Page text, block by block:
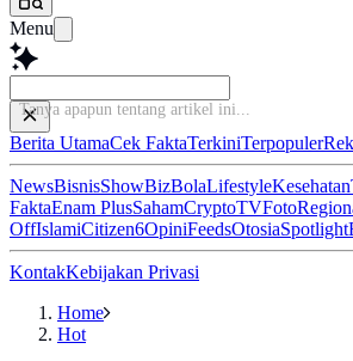
Menu
Berita UtamaCek FaktaTerkiniTerpopuler
NewsBisnisShowBizBolaLifestyleKesehatan
FaktaEnam PlusSahamCryptoTVFoto
OffIslamiCitizen6OpiniFeedsOtosiaSpotlight
KontakKebijakan Privasi
Home
Hot